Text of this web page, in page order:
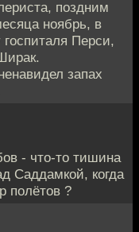
поздним
ноябрь, в
Перси,
запах
- что-то тишина
Саддамкой, когда
полётов ?